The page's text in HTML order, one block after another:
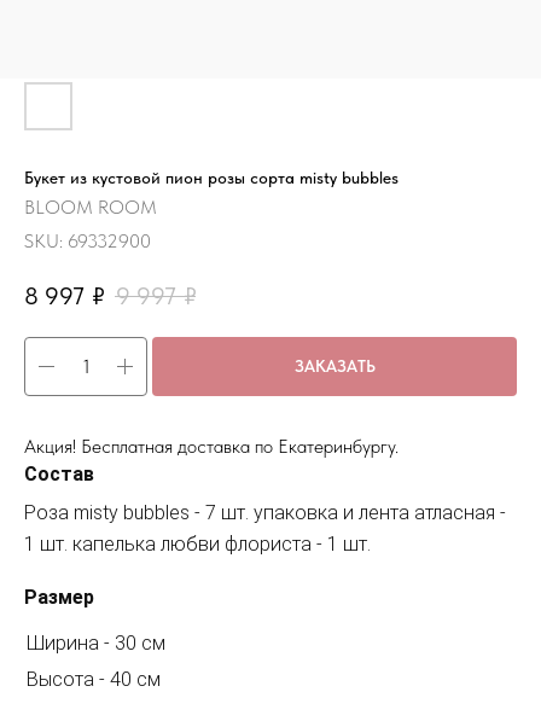
Букет из кустовой пион розы сорта misty bubbles
BLOOM ROOM
SKU: 69332900
8 997 ₽ 9 997 ₽
ЗАКАЗАТЬ
Акция! Бесплатная доставка по Екатеринбургу.
Состав
Роза misty bubbles - 7 шт. упаковка и лента атласная -
1 шт. капелька любви флориста - 1 шт.
Размер
Ширина - 30 см
Высота - 40 см